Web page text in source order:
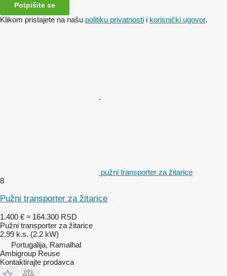
Potpišite se
Klikom pristajete na našu politiku privatnosti i korisnički ugovor.
pužni transporter za žitarice
8
Pužni transporter za žitarice
1.400 € ≈ 164.300 RSD
Pužni transporter za žitarice
2.99 k.s. (2.2 kW)
Portugalija, Ramalhal
Ambigroup Reuse
Kontaktirajte prodavca